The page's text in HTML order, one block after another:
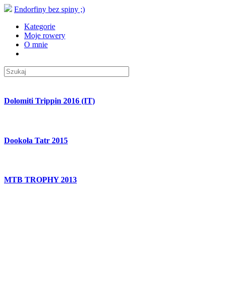
Endorfiny bez spiny ;)
Kategorie
Moje rowery
O mnie
Dolomiti Trippin 2016 (IT)
Dookoła Tatr 2015
MTB TROPHY 2013